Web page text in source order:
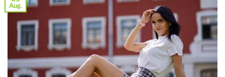
Aug.